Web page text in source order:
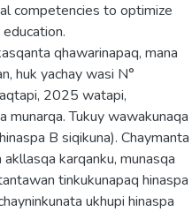
competencies to optimize
qhawarinapaq, mana
huk yachay wasi N°
2025 watapi,
munarqa. Tukuy wawakunaqa
B siqikuna). Chaymanta
karqanku, munasqa
tinkukunapaq hinaspa
ukhupi hinaspa